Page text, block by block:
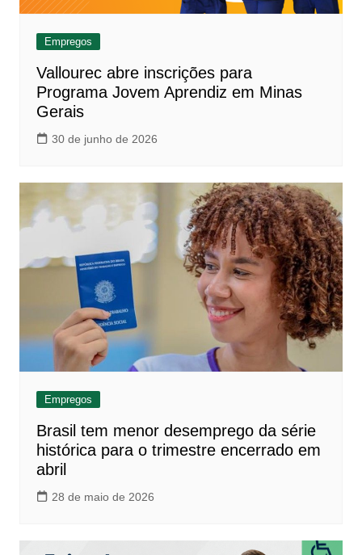
Empregos
Vallourec abre inscrições para
Programa Jovem Aprendiz em Minas
Gerais
30 de junho de 2026
Empregos
Brasil tem menor desemprego da série
histórica para o trimestre encerrado em
abril
28 de maio de 2026